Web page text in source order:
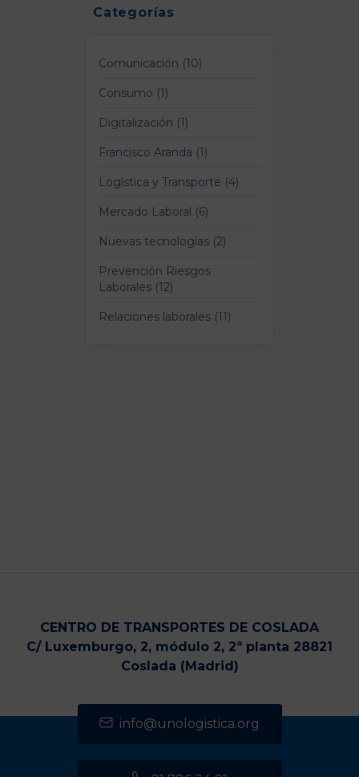
Categorías
Comunicación (10)
Consumo (1)
Digitalización (1)
Francisco Aranda (1)
Logística y Transporte (4)
Mercado Laboral (6)
Nuevas tecnologías (2)
Prevención Riesgos
Laborales (12)
Relaciones laborales (11)
CENTRO DE TRANSPORTES DE COSLADA
C/ Luxemburgo, 2, módulo 2, 2ª planta 28821
Coslada (Madrid)
info@unologistica.org